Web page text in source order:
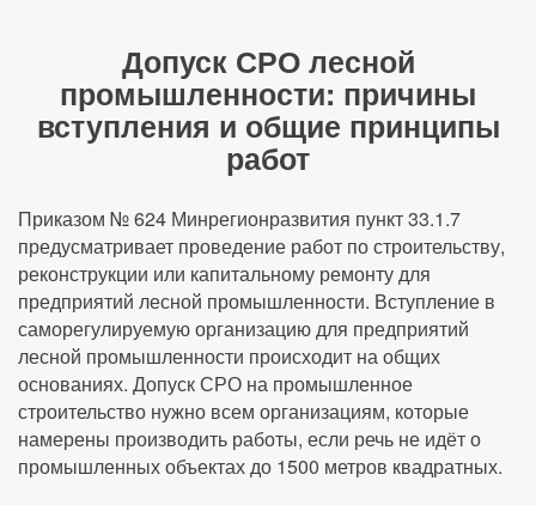
Допуск СРО лесной
промышленности: причины
вступления и общие принципы
работ
Приказом № 624 Минрегионразвития пункт 33.1.7
предусматривает проведение работ по строительству,
реконструкции или капитальному ремонту для
предприятий лесной промышленности. Вступление в
саморегулируемую организацию для предприятий
лесной промышленности происходит на общих
основаниях. Допуск СРО на промышленное
строительство нужно всем организациям, которые
намерены производить работы, если речь не идёт о
промышленных объектах до 1500 метров квадратных.